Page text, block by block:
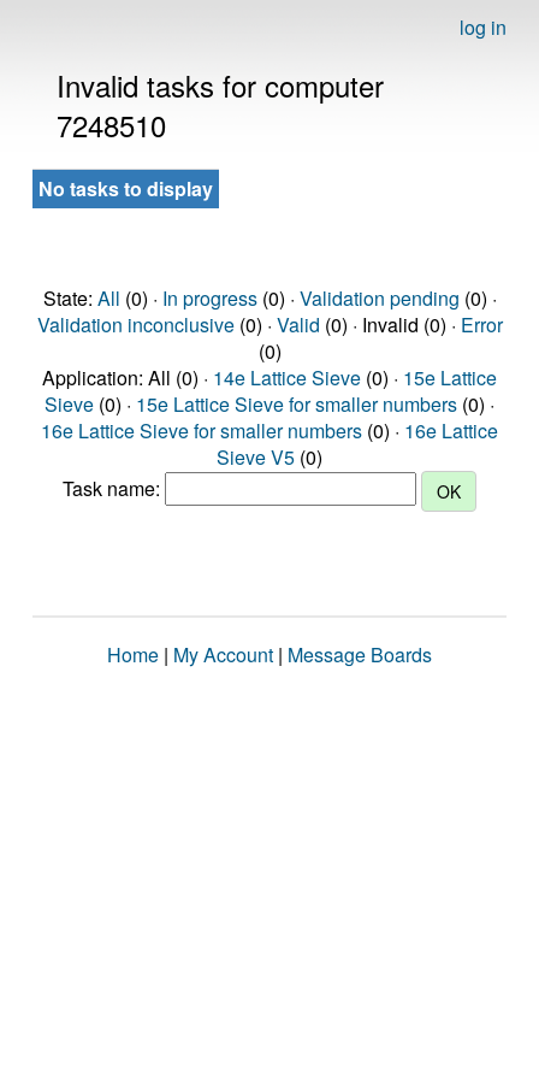
log in
Invalid tasks for computer
7248510
No tasks to display
State: All (0) · In progress(0) · Validation pending (0) ·
Validation inconclusive(0) · Valid (0) · Invalid (0) · Error
(0)
Application: All (0) · 14e Lattice Sieve (0) · 15e Lattice
Sieve (0) · 15e Lattice Sieve for smaller numbers (0) ·
16e Lattice Sieve for smaller numbers (0) · 16e Lattice
Sieve V5 (0)
Task name:
Home | My Account | Message Boards